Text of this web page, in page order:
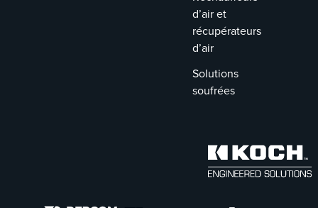
d’air et
récupérateurs
d’air
Solutions
soufrées